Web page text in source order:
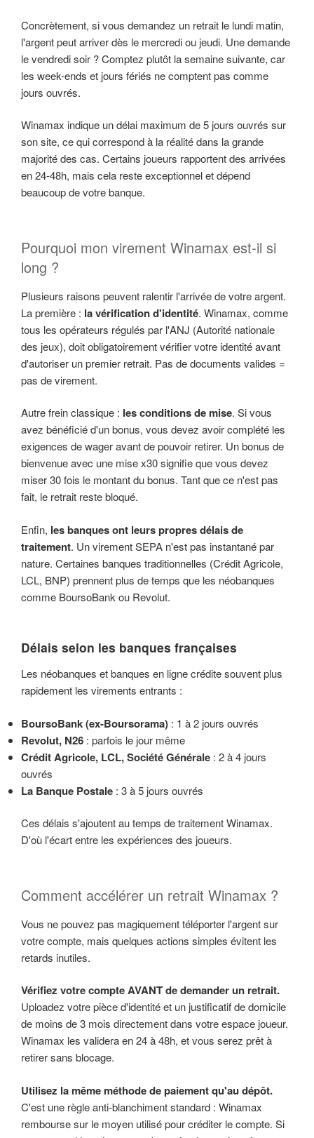
Concrètement, si vous demandez un retrait le lundi matin,
l'argent peut arriver dès le mercredi ou jeudi. Une demande
le vendredi soir ? Comptez plutôt la semaine suivante, car
les week-ends et jours fériés ne comptent pas comme
jours ouvrés.
Winamax indique un délai maximum de 5 jours ouvrés sur
son site, ce qui correspond à la réalité dans la grande
majorité des cas. Certains joueurs rapportent des arrivées
en 24-48h, mais cela reste exceptionnel et dépend
beaucoup de votre banque.
Pourquoi mon virement Winamax est-il si
long ?
Plusieurs raisons peuvent ralentir l'arrivée de votre argent.
La première : la vérification d'identité. Winamax, comme
tous les opérateurs régulés par l'ANJ (Autorité nationale
des jeux), doit obligatoirement vérifier votre identité avant
d'autoriser un premier retrait. Pas de documents valides =
pas de virement.
Autre frein classique : les conditions de mise. Si vous
avez bénéficié d'un bonus, vous devez avoir complété les
exigences de wager avant de pouvoir retirer. Un bonus de
bienvenue avec une mise x30 signifie que vous devez
miser 30 fois le montant du bonus. Tant que ce n'est pas
fait, le retrait reste bloqué.
Enfin, les banques ont leurs propres délais de
traitement. Un virement SEPA n'est pas instantané par
nature. Certaines banques traditionnelles (Crédit Agricole,
LCL, BNP) prennent plus de temps que les néobanques
comme BoursoBank ou Revolut.
Délais selon les banques françaises
Les néobanques et banques en ligne crédite souvent plus
rapidement les virements entrants :
BoursoBank (ex-Boursorama) : 1 à 2 jours ouvrés
Revolut, N26 : parfois le jour même
Crédit Agricole, LCL, Société Générale : 2 à 4 jours
ouvrés
La Banque Postale : 3 à 5 jours ouvrés
Ces délais s'ajoutent au temps de traitement Winamax.
D'où l'écart entre les expériences des joueurs.
Comment accélérer un retrait Winamax ?
Vous ne pouvez pas magiquement téléporter l'argent sur
votre compte, mais quelques actions simples évitent les
retards inutiles.
Vérifiez votre compte AVANT de demander un retrait.
Uploadez votre pièce d'identité et un justificatif de domicile
de moins de 3 mois directement dans votre espace joueur.
Winamax les validera en 24 à 48h, et vous serez prêt à
retirer sans blocage.
Utilisez la même méthode de paiement qu'au dépôt.
C'est une règle anti-blanchiment standard : Winamax
rembourse sur le moyen utilisé pour créditer le compte. Si